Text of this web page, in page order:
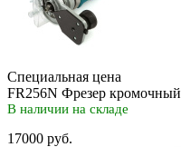
Специальная цена
FR256N Фрезер кромочный
В наличии на складе
17000 руб.